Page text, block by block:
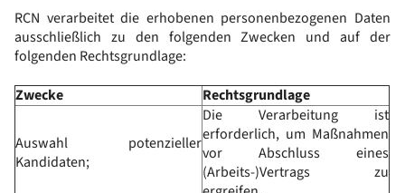
RCN verarbeitet die erhobenen personenbezogenen Daten
ausschließlich zu den folgenden Zwecken und auf der
folgenden Rechtsgrundlage:
Zwecke
Rechtsgrundlage
Auswahl potenzieller
Kandidaten;
Die Verarbeitung ist
erforderlich, um Maßnahmen
vor Abschluss eines
(Arbeits-)Vertrags zu